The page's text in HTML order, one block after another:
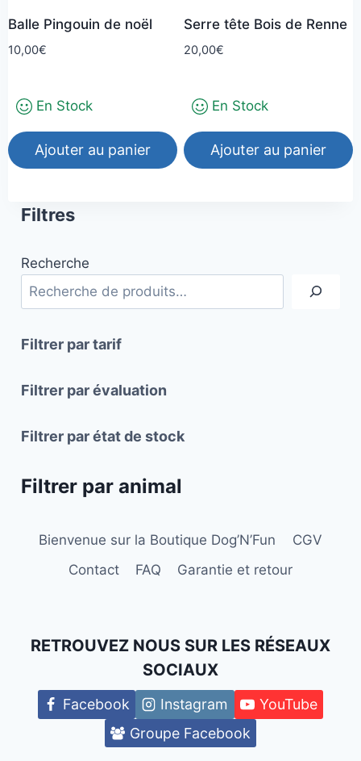
sur
la
produit
Balle Pingouin de noël
10,00€
En Stock
Ajouter au panier
Serre tête Bois de Renne
20,00€
En Stock
Ajouter au panier
Filtres
Recherche
Filtrer par tarif
Filtrer par évaluation
Filtrer par état de stock
Filtrer par animal
Bienvenue sur la Boutique Dog’N’Fun
CGV
Contact
FAQ Garantie et retour
RETROUVEZ NOUS SUR LES RÉSEAUX
SOCIAUX
Facebook Instagram
YouTube
Groupe Facebook